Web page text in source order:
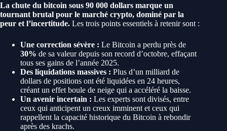
La chute du bitcoin sous 90 000 dollars marque un
tournant brutal pour le marché crypto, dominé par la
peur et l’incertitude. Les trois points essentiels à retenir sont :
Une correction sévère : Le Bitcoin a perdu près de
30% de sa valeur depuis son record d’octobre, effaçant
tous ses gains de l’année 2025.
Des liquidations massives : Plus d’un milliard de
dollars de positions ont été liquidées en 24 heures,
créant un effet boule de neige qui a accéléré la baisse.
Un avenir incertain : Les experts sont divisés, entre
ceux qui anticipent un creux imminent et ceux qui
rappellent la capacité historique du Bitcoin à rebondir
après des krachs.